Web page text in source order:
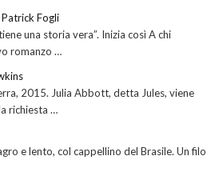
Fogli
una storia vera”. Inizia così A chi
romanzo …
2015. Julia Abbott, detta Jules, viene
richiesta …
e lento, col cappellino del Brasile. Un filo